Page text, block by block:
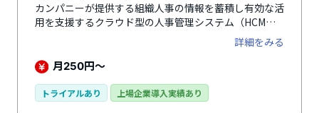
カンパニーが提供する組織人事の情報を蓄積し有効な活
用を支援するクラウド型の人事管理システム（HCM）
です。グッドデザイン賞(2018年)、ASPIC IoT・AI・
クラウドアワード2019 基幹業務系分野グランプリ
(2019年)を受賞。人事業務にかかわるすべての情報を収
感的にわかりやすく可視化することで作業効率、人事戦
詳細をみる
月250円～
トライアルあり 上場企業導入実績あり